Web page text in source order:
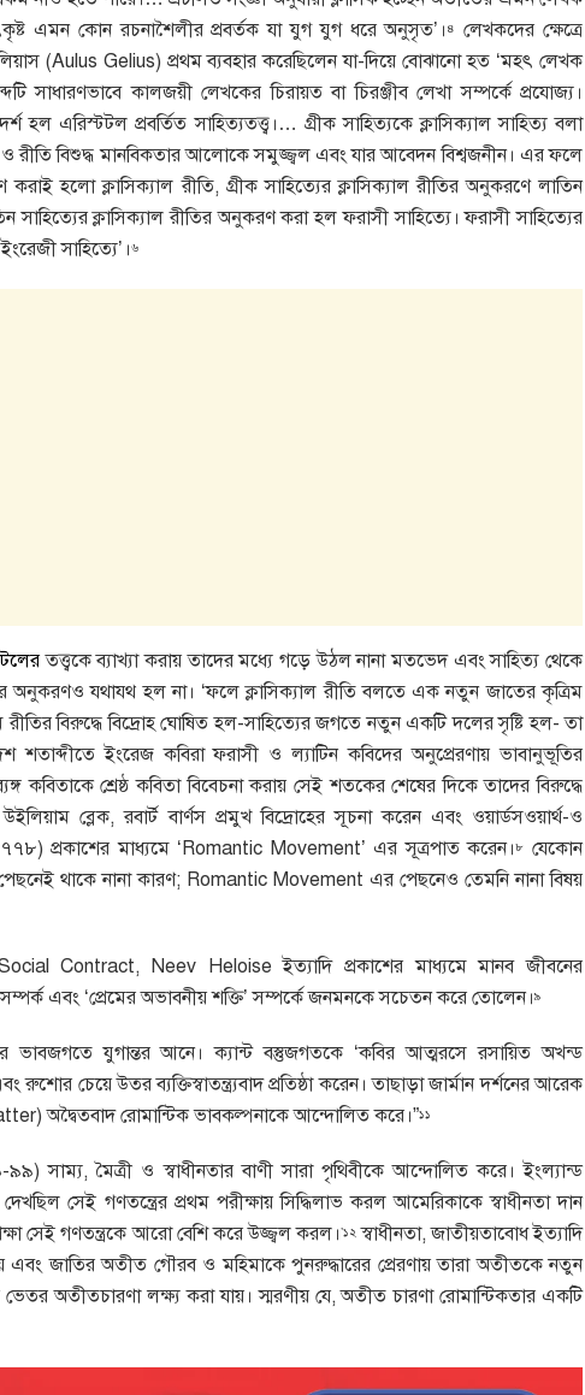
এমন কোন রচনাশৈলীর প্রবর্তক যা যুগ যুগ ধরে অনুসৃত’। ৪
লেখকদের ক্ষেত্রে
(Aulus Gelius) প্রথম ব্যবহার করেছিলেন যা-দিয়ে বোঝানো হত ‘মহৎ লেখক
সাধারণভাবে কালজয়ী লেখকের চিরায়ত বা চিরঞ্জীব লেখা সম্পর্কে প্রযোজ্য।
হল এরিস্টটল প্রবর্তিত সাহিত্যতত্ত্ব।… গ্রীক সাহিত্যকে ক্লাসিক্যাল সাহিত্য বলা
রীতি বিশুদ্ধ মানবিকতার আলোকে সমুজ্জ্বল এবং যার আবেদন বিশ্বজনীন। এর ফলে
করাই হলো ক্লাসিক্যাল রীতি, গ্রীক সাহিত্যের ক্লাসিক্যাল রীতির অনুকরণে লাতিন
সাহিত্যের ক্লাসিক্যাল রীতির অনুকরণ করা হল ফরাসী সাহিত্যে। ফরাসী সাহিত্যের
সাহিত্যে’।৬
তত্ত্বকে ব্যাখ্যা করায় তাদের মধ্যে গড়ে উঠল নানা মতভেদ এবং সাহিত্য থেকে
অনুকরণও যথাযথ হল না। ‘ফলে ক্লাসিক্যাল রীতি বলতে এক নতুন জাতের কৃত্রিম
বিরুদ্ধে বিদ্রোহ ঘোষিত হল-সাহিত্যের জগতে নতুন একটি দলের সৃষ্টি হল- তা
শতাব্দীতে ইংরেজ কবিরা ফরাসী ও ল্যাটিন কবিদের অনুপ্রেরণায় ভাবানুভূতির
কবিতাকে শ্রেষ্ঠ কবিতা বিবেচনা করায় সেই শতকের শেষের দিকে তাদের বিরুদ্ধে
ব্লেক, রবার্ট বার্ণস প্রমুখ বিদ্রোহের সূচনা করেন এবং ওয়ার্ডসওয়ার্থ-ও
প্রকাশের মাধ্যমে ‘Romantic Movement’ এর সূত্রপাত করেন।৮ যেকোন
থাকে নানা কারণ; Romantic Movement এর পেছনেও তেমনি নানা বিষয়
Contract, Neev Heloise ইত্যাদি প্রকাশের মাধ্যমে মানব জীবনের
সম্পর্ক এবং ‘প্রেমের অভাবনীয় শক্তি’ সম্পর্কে জনমনকে সচেতন করে তোলেন।৯
ভাবজগতে যুগান্তর আনে। ক্যান্ট বস্তুজগতকে ‘কবির আত্মরসে রসায়িত অখন্ড
চেয়ে উতর ব্যক্তিস্বাতন্ত্র্যবাদ প্রতিষ্ঠা করেন। তাছাড়া জার্মান দর্শনের আরেক
অদ্বৈতবাদ রোমান্টিক ভাবকল্পনাকে আন্দোলিত করে।”১১
সাম্য, মৈত্রী ও স্বাধীনতার বাণী সারা পৃথিবীকে আন্দোলিত করে। ইংল্যান্ড
দেখছিল সেই গণতন্ত্রের প্রথম পরীক্ষায় সিদ্ধিলাভ করল আমেরিকাকে স্বাধীনতা দান
সেই গণতন্ত্রকে আরো বেশি করে উজ্জ্বল করল।’১২স্বাধীনতা, জাতীয়তাবোধ ইত্যাদি
এবং জাতির অতীত গৌরব ও মহিমাকে পুনরুদ্ধারের প্রেরণায় তারা অতীতকে নতুন
ভেতর অতীতচারণা লক্ষ্য করা যায়। স্মরণীয় যে, অতীত চারণা রোমান্টিকতার একটি